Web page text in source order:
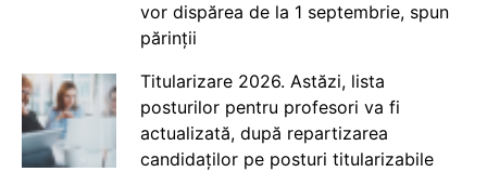
vor dispărea de la 1 septembrie, spun
părinții
Titularizare 2026. Astăzi, lista
posturilor pentru profesori va fi
actualizată, după repartizarea
candidaților pe posturi titularizabile